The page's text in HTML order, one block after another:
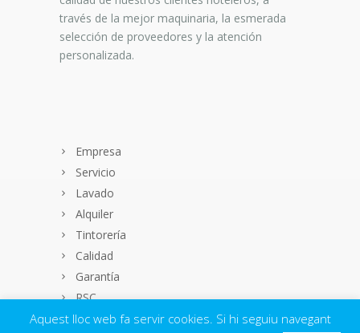
través de la mejor maquinaria, la esmerada
selección de proveedores y la atención
personalizada.
Empresa
Servicio
Lavado
Alquiler
Tintorería
Calidad
Garantía
RSC
Contacto
Aquest lloc web fa servir cookies. Si hi seguiu navegant